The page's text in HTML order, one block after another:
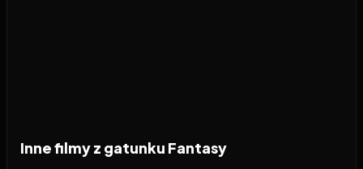
Inne filmy z gatunku Fantasy